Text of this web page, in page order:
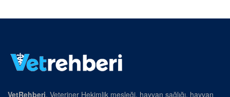
VetRehberi, Veteriner Hekimlik mesleği, hayvan sağlığı, hayvan